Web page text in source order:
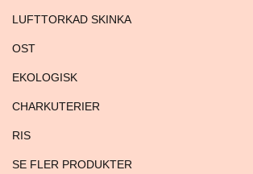
LUFTTORKAD SKINKA
OST
EKOLOGISK
CHARKUTERIER
RIS
SE FLER PRODUKTER